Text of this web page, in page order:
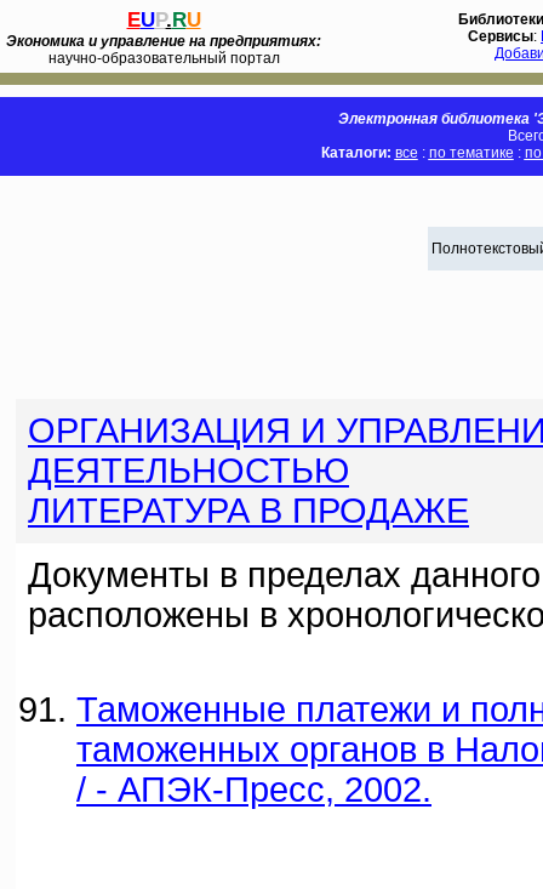
EUP.RU
Экономика и управление на предприятиях:
научно-образовательный портал
Библиотеки
Сервисы:
Электронная библиотека
Каталоги: все : по тематике :
ОРГАНИЗАЦИЯ И
ДЕЯТЕЛЬНОСТЬЮ
ЛИТЕРАТУРА В ПРОДАЖЕ
Документы в пределах
расположены в
Таможенные платежи и
таможенных органов в
/ - АПЭК-Пресс, 2002.